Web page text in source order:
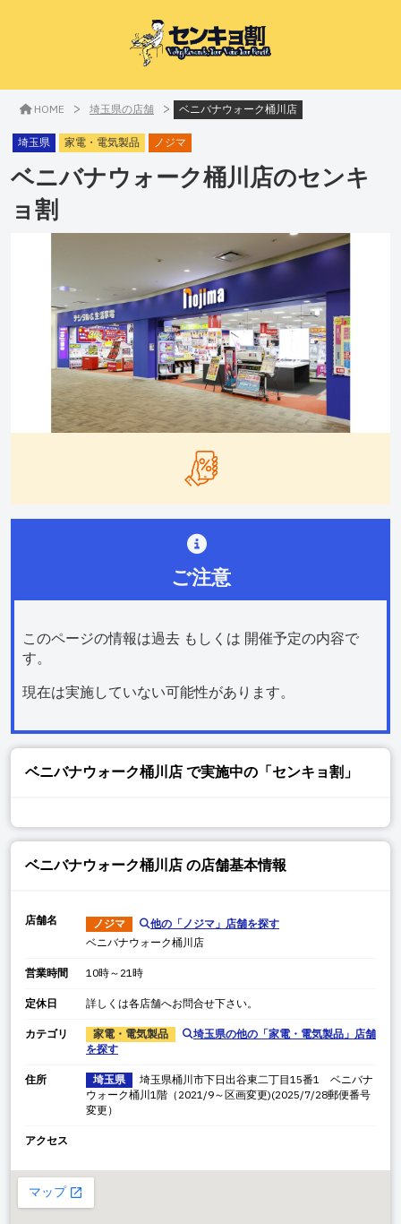
HOME > 埼玉県の店舗 > ベニバナウォーク桶川店
埼玉県 家電・電気製品 ノジマ
ベニバナウォーク桶川店のセンキ
ョ割
ご注意
このページの情報は過去 もしくは 開催予定の内容で
す。
現在は実施していない可能性があります。
ベニバナウォーク桶川店 で実施中の「センキョ割」
ベニバナウォーク桶川店 の店舗基本情報
店舗名 ノジマ 他の「 ノジマ 」店舗を探す
ベニバナウォーク桶川店
営業時間 10時～21時
定休日 詳しくは各店舗へお問合せ下さい。
カテゴリ 家電・電気製品 埼玉県の他の「家電・電気製品 」店舗
を探す
住所 埼玉県 埼玉県桶川市下日出谷東二丁目15番1 ベニバナ
ウォーク桶川1階（2021/9～区画変更)(2025/7/28郵便番号
変更）
アクセス